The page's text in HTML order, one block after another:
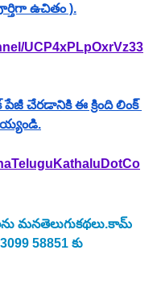
ఉచితం ).
UCP4xPLpOxrVz33
చేరడానికి ఈ క్రింది లింక్
మనతెలుగుకథలు.కామ్
58851 కు